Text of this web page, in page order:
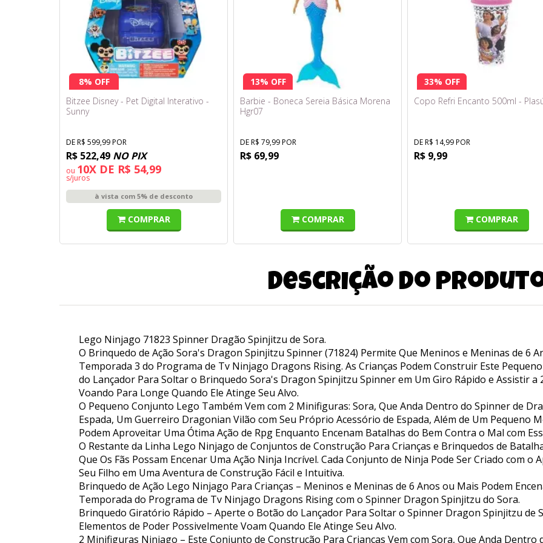
8% OFF
Bitzee Disney - Pet Digital Interativo -
Sunny
DE R$ 599,99 POR
R$ 522,49 NO PIX
ou 10X DE R$ 54,99
s/juros
à vista com 5% de desconto
COMPRAR
13% OFF
Barbie - Boneca Sereia Básica Morena
Hgr07
DE R$ 79,99 POR
R$ 69,99
COMPRAR
33% OFF
Copo Refri Encanto 500ml -
DE R$ 14,99 POR
R$ 9,99
COMPRAR
Descrição do
Lego Ninjago 71823 Spinner Dragão Spinjitzu de Sora.
O Brinquedo de Ação Sora's Dragon Spinjitzu Spinner (71824) Permite Que Meninos e Meninas de 6
Temporada 3 do Programa de Tv Ninjago Dragons Rising. As Crianças Podem Construir Este
do Lançador Para Soltar o Brinquedo Sora's Dragon Spinjitzu Spinner em Um Giro Rápido e Assistir a
Voando Para Longe Quando Ele Atinge Seu Alvo.
O Pequeno Conjunto Lego Também Vem com 2 Minifiguras: Sora, Que Anda Dentro do Spinner de
Espada, Um Guerreiro Dragonian Vilão com Seu Próprio Acessório de Espada, Além de Um Pequeno
Podem Aproveitar Uma Ótima Ação de Rpg Enquanto Encenam Batalhas do Bem Contra o Mal com
O Restante da Linha Lego Ninjago de Conjuntos de Construção Para Crianças e Brinquedos de
Que Os Fãs Possam Encenar Uma Ação Ninja Incrível. Cada Conjunto de Ninja Pode Ser Criado com o
Seu Filho em Uma Aventura de Construção Fácil e Intuitiva.
Brinquedo de Ação Lego Ninjago Para Crianças – Meninos e Meninas de 6 Anos ou Mais Podem
Temporada do Programa de Tv Ninjago Dragons Rising com o Spinner Dragon Spinjitzu do Sora.
Brinquedo Giratório Rápido – Aperte o Botão do Lançador Para Soltar o Spinner Dragon Spinjitzu de
Elementos de Poder Possivelmente Voam Quando Ele Atinge Seu Alvo.
2 Minifiguras Ninjago – Este Conjunto de Construção Para Crianças Vem com Sora, Que Anda